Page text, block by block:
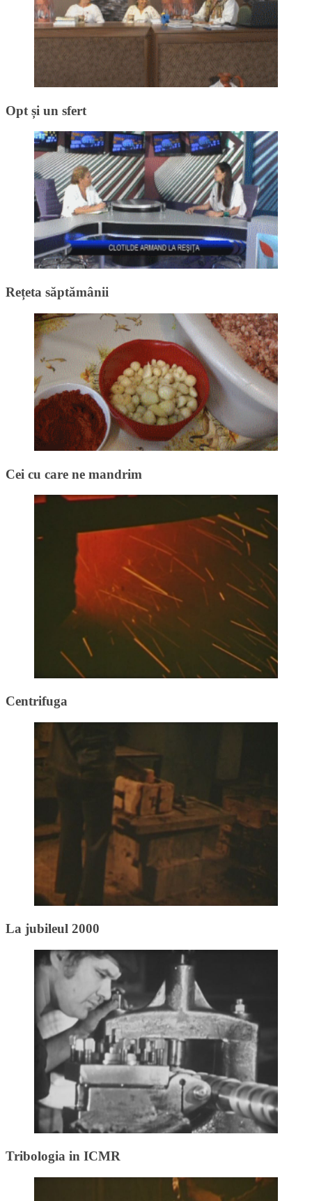
Opt și un sfert
Rețeta săptămânii
Cei cu care ne mandrim
Centrifuga
La jubileul 2000
Tribologia in ICMR